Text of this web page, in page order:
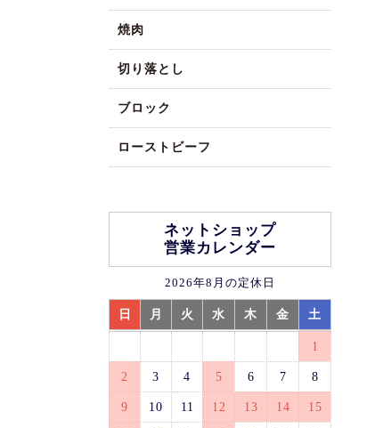
焼肉
切り落とし
ブロック
ローストビーフ
ネットショップ
営業カレンダー
2026年8月の定休日
日 月 火 水 木 金 土
1
2 3 4 5 6 7 8
9 10 11 12 13 14 15